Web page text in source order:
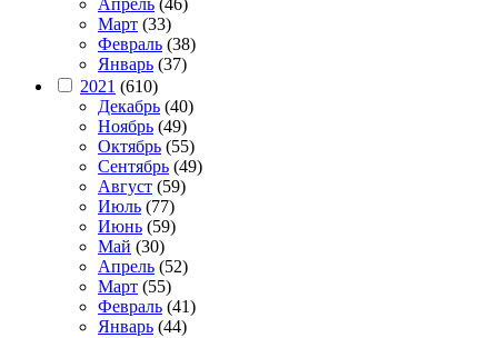
Апрель (46)
Март (33)
Февраль (38)
Январь (37)
2021 (610)
Декабрь (40)
Ноябрь (49)
Октябрь (55)
Сентябрь (49)
Август (59)
Июль (77)
Июнь (59)
Май (30)
Апрель (52)
Март (55)
Февраль (41)
Январь (44)